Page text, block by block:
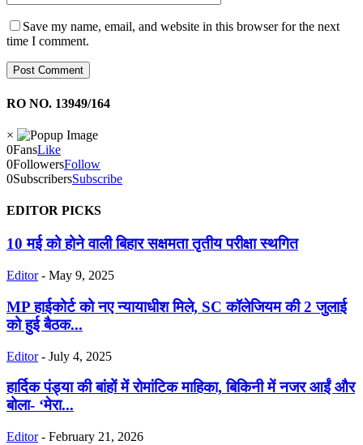
Save my name, email, and website in this browser for the next
time I comment.
RO NO. 13949/164
×
0FansLike
0FollowersFollow
0SubscribersSubscribe
EDITOR PICKS
10 मई को होने वाली बिहार सक्षमता तृतीय परीक्षा स्थगित
Editor - May 9, 2025
MP हाईकोर्ट को नए न्यायाधीश मिले, SC कॉलेजियम की 2 जुलाई
को हुई बैठक...
Editor - July 4, 2025
हार्दिक पंड्या की बांहों में रोमांटिक माहिका, बिकिनी में नजर आईं और
बोला- ‘मेरा...
Editor - February 21, 2026